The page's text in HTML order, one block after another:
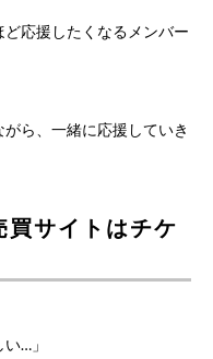
応援したくなるメンバー
ら、一緒に応援していき
買サイトはチケ
…」